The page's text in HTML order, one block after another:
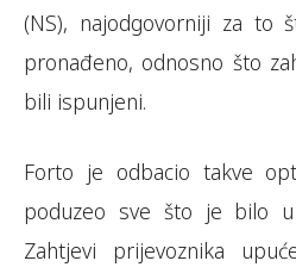
(NS), najodgovorniji za to
pronađeno, odnosno što
bili ispunjeni.
Forto je odbacio takve
poduzeo sve što je bilo u
Zahtjevi prijevoznika